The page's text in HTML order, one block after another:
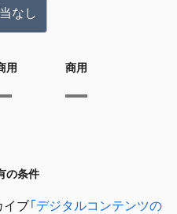
なし
用 商用
の条件
イブ「デジタルコンテンツの